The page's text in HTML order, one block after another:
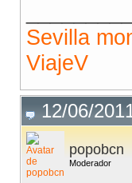
Sevilla
ViajeV
12/06/
popobcn
Moderador